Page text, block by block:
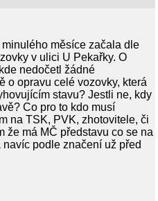
měsíce začala dle
v ulici U Pekařky. O
nedočetl žádné
o opravu celé vozovky, která
stavu? Jestli ne, kdy
Co pro to kdo musí
na TSK, PVK, zhotovitele, či
že má MČ představu co se na
podle značení už před